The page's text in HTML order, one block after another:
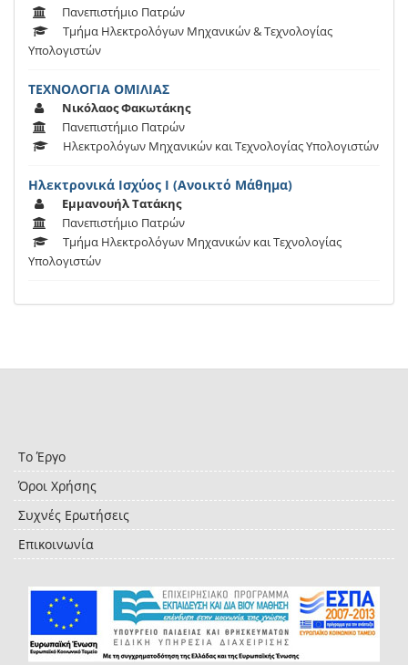
Πανεπιστήμιο Πατρών
Τμήμα Ηλεκτρολόγων Μηχανικών & Τεχνολογίας
Υπολογιστών
ΤΕΧΝΟΛΟΓΙΑ ΟΜΙΛΙΑΣ
Νικόλαος Φακωτάκης
Πανεπιστήμιο Πατρών
Ηλεκτρολόγων Μηχανικών και Τεχνολογίας Υπολογιστών
Ηλεκτρονικά Ισχύος Ι (Ανοικτό Μάθημα)
Εμμανουήλ Τατάκης
Πανεπιστήμιο Πατρών
Τμήμα Ηλεκτρολόγων Μηχανικών και Τεχνολογίας
Υπολογιστών
Το Έργο
Όροι Χρήσης
Συχνές Ερωτήσεις
Επικοινωνία